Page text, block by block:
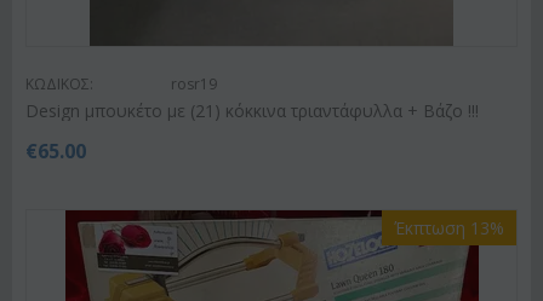
ΚΩΔΙΚΟΣ: rosr19
Design μπουκέτο με (21) κόκκινα τριαντάφυλλα + Βάζο !!!
€65.00
Έκπτωση 13%